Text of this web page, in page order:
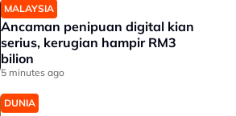
MALAYSIA
Ancaman penipuan digital kian
serius, kerugian hampir RM3
bilion
5 minutes ago
DUNIA